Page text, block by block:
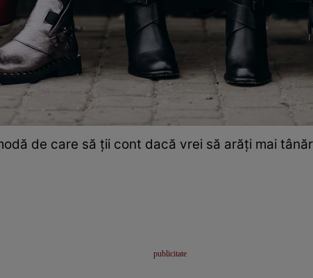
de care să ții cont dacă vrei să arăți mai